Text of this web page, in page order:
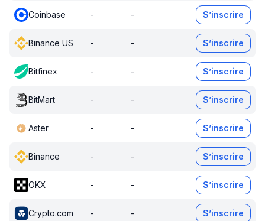
Coinbase - - S’inscrire
Binance US - - S’inscrire
Bitfinex - - S’inscrire
BitMart - - S’inscrire
Aster - - S’inscrire
Binance - - S’inscrire
OKX - - S’inscrire
Crypto.com - - S’inscrire